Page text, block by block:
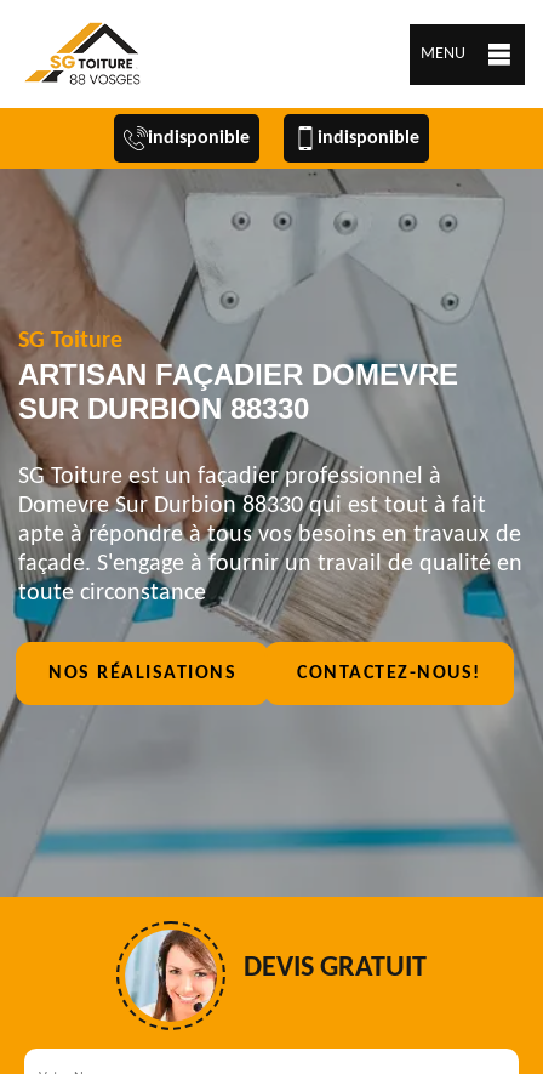
MENU
indisponible indisponible
SG Toiture
ARTISAN FAÇADIER DOMEVRE
SUR DURBION 88330
SG Toiture est un façadier professionnel à
Domevre Sur Durbion 88330 qui est tout à fait
apte à répondre à tous vos besoins en travaux de
façade. S'engage à fournir un travail de qualité en
toute circonstance
NOS RÉALISATIONS CONTACTEZ-NOUS!
DEVIS GRATUIT